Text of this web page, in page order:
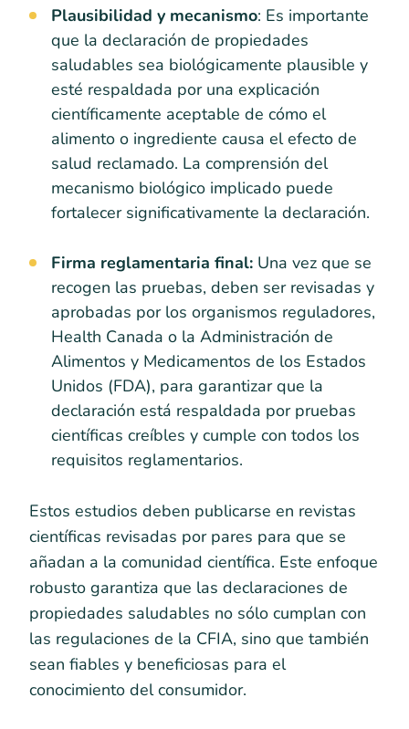
Plausibilidad y mecanismo: Es importante
que la declaración de propiedades
saludables sea biológicamente plausible y
esté respaldada por una explicación
científicamente aceptable de cómo el
alimento o ingrediente causa el efecto de
salud reclamado. La comprensión del
mecanismo biológico implicado puede
fortalecer significativamente la declaración.
Firma reglamentaria final: Una vez que se
recogen las pruebas, deben ser revisadas y
aprobadas por los organismos reguladores,
Health Canada o la Administración de
Alimentos y Medicamentos de los Estados
Unidos (FDA), para garantizar que la
declaración está respaldada por pruebas
científicas creíbles y cumple con todos los
requisitos reglamentarios.
Estos estudios deben publicarse en revistas
científicas revisadas por pares para que se
añadan a la comunidad científica. Este enfoque
robusto garantiza que las declaraciones de
propiedades saludables no sólo cumplan con
las regulaciones de la CFIA, sino que también
sean fiables y beneficiosas para el
conocimiento del consumidor.